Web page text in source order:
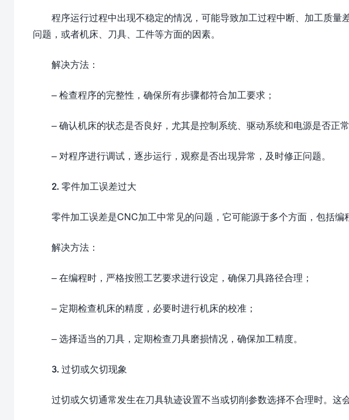
程序运行过程中出现不稳定的情况，可能导致加工过程中断、加工质量
问题，或者机床、刀具、工件等方面的因素。
解决方法：
– 检查程序的完整性，确保所有步骤都符合加工要求；
– 确认机床的状态是否良好，尤其是控制系统、驱动系统和电源是否正常
– 对程序进行调试，逐步运行，观察是否出现异常，及时修正问题。
2. 零件加工误差过大
零件加工误差是CNC加工中常见的问题，它可能源于多个方面，包括编
解决方法：
– 在编程时，严格按照工艺要求进行设定，确保刀具路径合理；
– 定期检查机床的精度，必要时进行机床的校准；
– 选择适当的刀具，定期检查刀具磨损情况，确保加工精度。
3. 过切或欠切现象
过切或欠切通常发生在刀具轨迹设置不当或切削参数选择不合理时。这